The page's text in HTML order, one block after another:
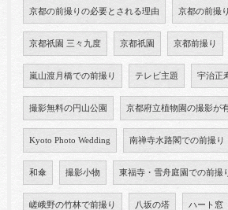
京都の前撮りの必要とされる理由 京都の前撮
京都祇園 三々九度 京都祇園 京都前撮り
嵐山渡月橋での前撮り テレビ主題 宇治正
撮影無料の円山公園 京都府立植物園の撮影が
Kyoto Photo Wedding 南禅寺水路閣での前撮り
和傘 撮影小物 東福寺・雪舟庭園での前撮
嵯峨野の竹林で前撮り 八坂の塔 ハート窓